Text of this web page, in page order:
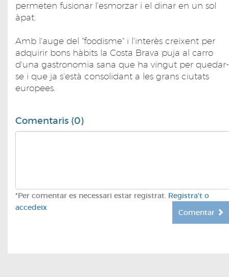
permeten fusionar l'esmorzar i el dinar en un sol
àpat.
Amb l'auge del "foodisme" i l'interès creixent per
adquirir bons hàbits la Costa Brava puja al carro
d'una gastronomia sana que ha vingut per quedar-
se i que ja s'està consolidant a les grans ciutats
europees.
Comentaris (0)
*Per comentar es necessari estar registrat. Registra't o
accedeix
Comentar